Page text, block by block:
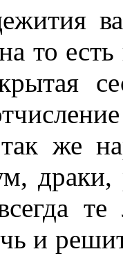
то
же
драки,
и